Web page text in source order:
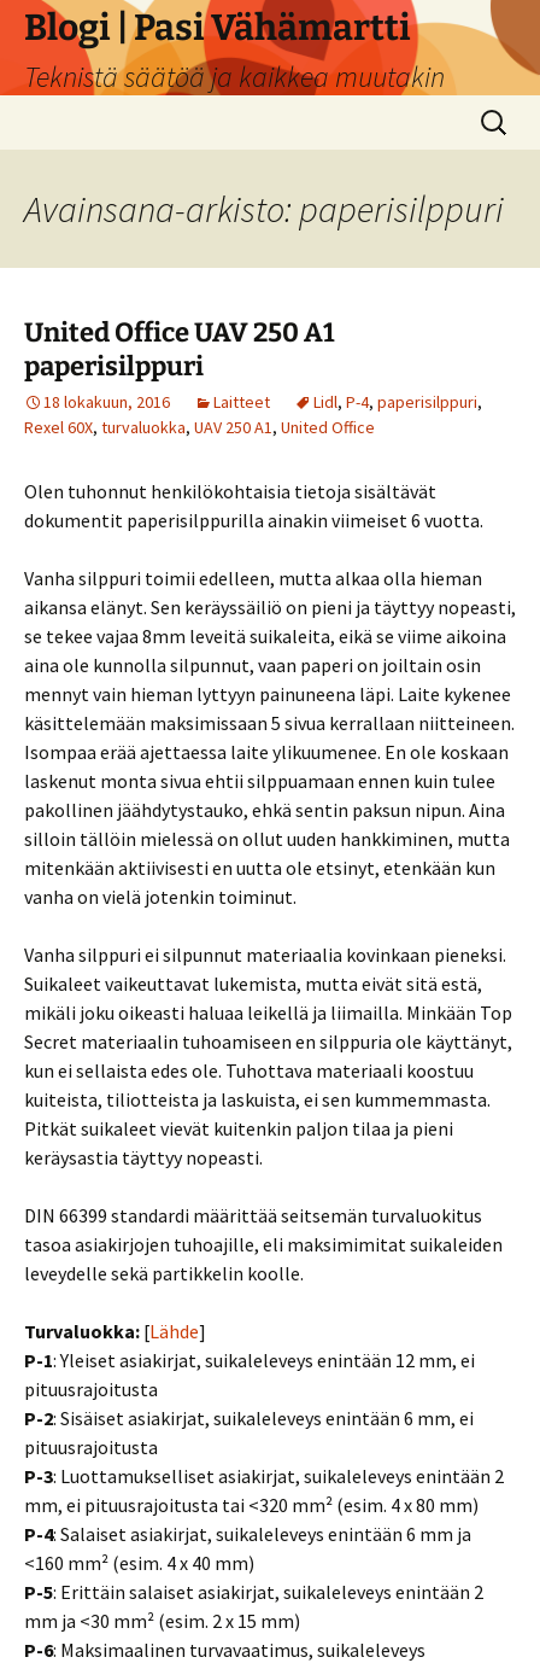
Siirry
sisältöön
Blogi | Pasi Vähämartti
Teknistä säätöä ja kaikkea muutakin
Haku:
Avainsana-arkisto: paperisilppuri
United Office UAV 250 A1
paperisilppuri
18 lokakuun, 2016 Laitteet Lidl, P-4, paperisilppuri,
Rexel 60X, turvaluokka, UAV 250 A1, United Office
Olen tuhonnut henkilökohtaisia tietoja sisältävät
dokumentit paperisilppurilla ainakin viimeiset 6 vuotta.
Vanha silppuri toimii edelleen, mutta alkaa olla hieman
aikansa elänyt. Sen keräyssäiliö on pieni ja täyttyy nopeasti,
se tekee vajaa 8mm leveitä suikaleita, eikä se viime aikoina
aina ole kunnolla silpunnut, vaan paperi on joiltain osin
mennyt vain hieman lyttyyn painuneena läpi. Laite kykenee
käsittelemään maksimissaan 5 sivua kerrallaan niitteineen.
Isompaa erää ajettaessa laite ylikuumenee. En ole koskaan
laskenut monta sivua ehtii silppuamaan ennen kuin tulee
pakollinen jäähdytystauko, ehkä sentin paksun nipun. Aina
silloin tällöin mielessä on ollut uuden hankkiminen, mutta
mitenkään aktiivisesti en uutta ole etsinyt, etenkään kun
vanha on vielä jotenkin toiminut.
Vanha silppuri ei silpunnut materiaalia kovinkaan pieneksi.
Suikaleet vaikeuttavat lukemista, mutta eivät sitä estä,
mikäli joku oikeasti haluaa leikellä ja liimailla. Minkään Top
Secret materiaalin tuhoamiseen en silppuria ole käyttänyt,
kun ei sellaista edes ole. Tuhottava materiaali koostuu
kuiteista, tiliotteista ja laskuista, ei sen kummemmasta.
Pitkät suikaleet vievät kuitenkin paljon tilaa ja pieni
keräysastia täyttyy nopeasti.
DIN 66399 standardi määrittää seitsemän turvaluokitus
tasoa asiakirjojen tuhoajille, eli maksimimitat suikaleiden
leveydelle sekä partikkelin koolle.
Turvaluokka: [Lähde]
P-1: Yleiset asiakirjat, suikaleleveys enintään 12 mm, ei
pituusrajoitusta
P-2: Sisäiset asiakirjat, suikaleleveys enintään 6 mm, ei
pituusrajoitusta
P-3: Luottamukselliset asiakirjat, suikaleleveys enintään 2
mm, ei pituusrajoitusta tai <320 mm² (esim. 4 x 80 mm)
P-4: Salaiset asiakirjat, suikaleleveys enintään 6 mm ja
<160 mm² (esim. 4 x 40 mm)
P-5: Erittäin salaiset asiakirjat, suikaleleveys enintään 2
mm ja <30 mm² (esim. 2 x 15 mm)
P-6: Maksimaalinen turvavaatimus, suikaleleveys